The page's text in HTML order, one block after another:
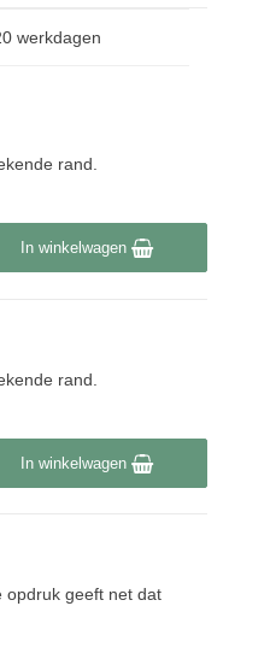
werkdagen
rand.
In winkelwagen
rand.
In winkelwagen
opdruk geeft net dat